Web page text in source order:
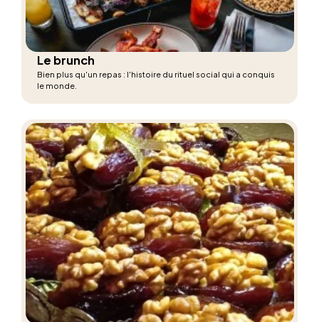
Le brunch
Bien plus qu'un repas : l'histoire du rituel social qui a conquis
le monde.